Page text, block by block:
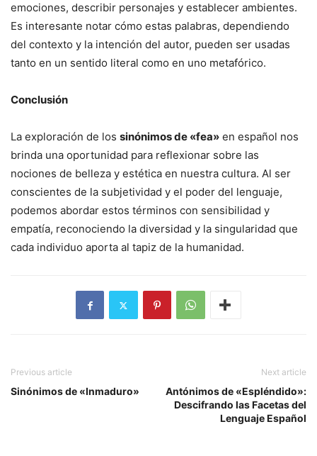
emociones, describir personajes y establecer ambientes.
Es interesante notar cómo estas palabras, dependiendo
del contexto y la intención del autor, pueden ser usadas
tanto en un sentido literal como en uno metafórico.
Conclusión
La exploración de los sinónimos de «fea» en español nos
brinda una oportunidad para reflexionar sobre las
nociones de belleza y estética en nuestra cultura. Al ser
conscientes de la subjetividad y el poder del lenguaje,
podemos abordar estos términos con sensibilidad y
empatía, reconociendo la diversidad y la singularidad que
cada individuo aporta al tapiz de la humanidad.
Previous article
Sinónimos de «Inmaduro»
Next article
Antónimos de «Espléndido»:
Descifrando las Facetas del
Lenguaje Español